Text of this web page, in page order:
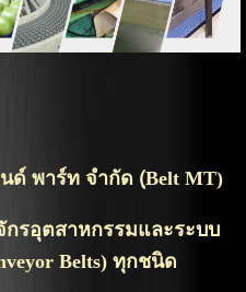
ด์ พาร์ท จำกัด (ฺBelt MT)
รอุตสาหกรรมและระบบ
Belts) ทุกชนิด